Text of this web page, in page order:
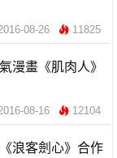
08-26 11825
漫畫《肌肉人》
08-16 12104
浪客劍心》合作